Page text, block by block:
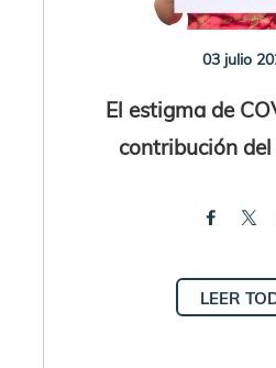
03 julio
El estigma de
contribución
LEER